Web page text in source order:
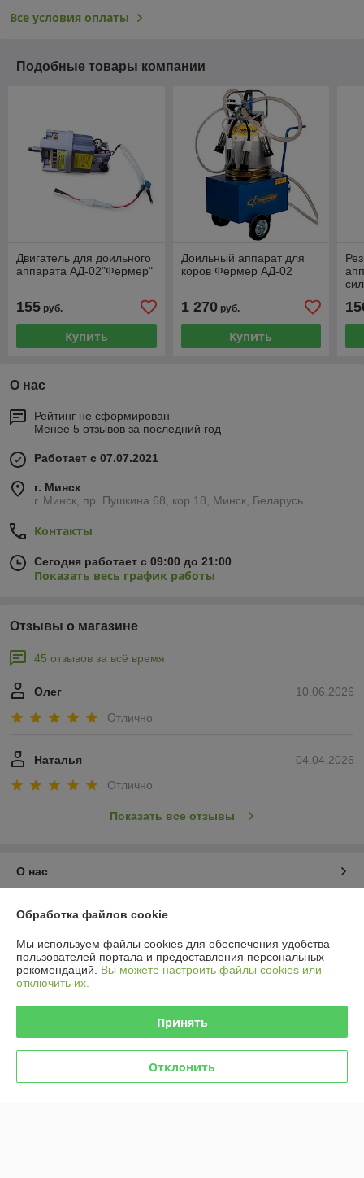
Все условия оплаты
Подобные товары компании
Двигатель для доильного
аппарата АД-02"Фермер"
155 руб.
Купить
Доильный аппарат для
коров Фермер АД-02
1 270руб.
Купить
О нас
Рейтинг не сформирован
Менее 5 отзывов за последний год
Работает с 07.07.2021
г. Минск
г. Минск, пр. Пушкина 68, кор.18, Минск, Беларусь
Контакты
Сегодня работает с 09:00 до 21:00
Показать весь график работы
Отзывы о магазине
45 отзывов за всё время
10.06.2026
Олег
Отлично
04.04.2026
Наталья
Отлично
Показать все отзывы
О нас
Контакты
Доставка и оплата
График работы
Политика обработки cookies
Обработка файлов cookie
Мы используем файлы cookies для обеспечения удобства
пользователей портала и предоставления персональных
рекомендаций. Вы можете настроить файлы cookies или
отключить их.
Принять
Отклонить